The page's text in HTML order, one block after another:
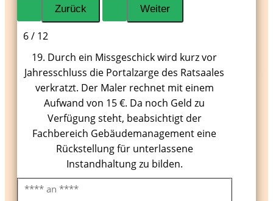
6 / 12
19. Durch ein Missgeschick wird kurz vor
Jahresschluss die Portalzarge des Ratsaales
verkratzt. Der Maler rechnet mit einem
Aufwand von 15 €. Da noch Geld zu
Verfügung steht, beabsichtigt der
Fachbereich Gebäudemanagement eine
Rückstellung für unterlassene
Instandhaltung zu bilden.